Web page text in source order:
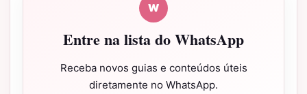
W
Entre na lista do WhatsApp
Receba novos guias e conteúdos úteis
diretamente no WhatsApp.